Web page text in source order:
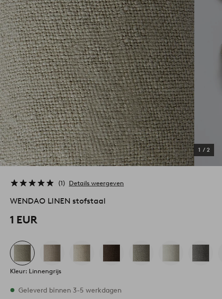
1 / 2
1 Details weergeven
WENDAO LINEN stofstaal
1 EUR
Kleur: Linnengrijs
Op voorraad
Geleverd binnen 3-5 werkdagen